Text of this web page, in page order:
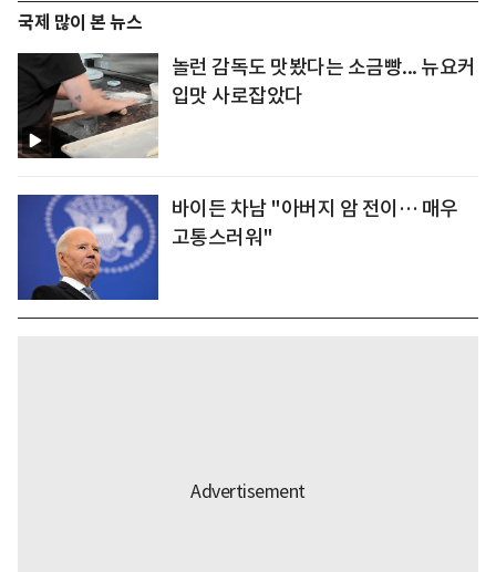
국제 많이 본 뉴스
놀런 감독도 맛봤다는 소금빵... 뉴요커
입맛 사로잡았다
바이든 차남 "아버지 암 전이… 매우
고통스러워"